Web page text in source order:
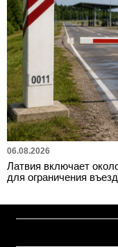
06.08.2026
Латвия включает
для ограничения